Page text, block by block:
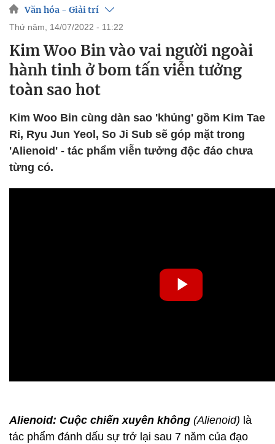
Văn hóa - Giải trí
thứ năm, 14/07/2022 - 11:22
Kim Woo Bin vào vai người ngoài
hành tinh ở bom tấn viễn tưởng
toàn sao hot
Kim Woo Bin cùng dàn sao 'khủng' gồm Kim Tae
Ri, Ryu Jun Yeol, So Ji Sub sẽ góp mặt trong
'Alienoid' - tác phẩm viễn tưởng độc đáo chưa
từng có.
Alienoid: Cuộc chiến xuyên không (Alienoid) là
tác phẩm đánh dấu sự trở lại sau 7 năm của đạo